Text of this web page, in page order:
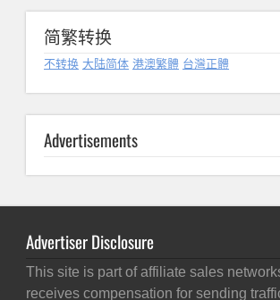
简繁转换
不转换 大陆简体 港澳繁體 台灣正體
Advertisements
Advertiser Disclosure
This site is part of affiliate sales
receives compensation for sending